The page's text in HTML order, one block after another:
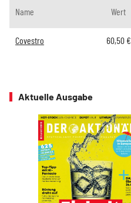
Name Wert
Covestro 60,50€
Aktuelle Ausgabe